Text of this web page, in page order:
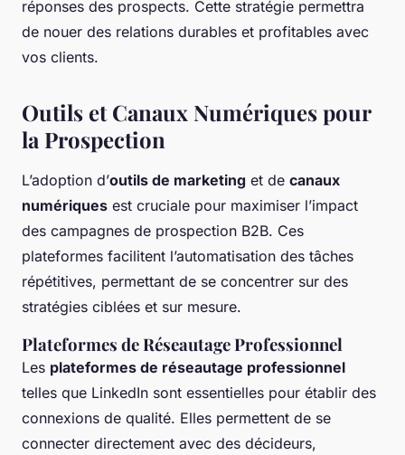
réponses des prospects. Cette stratégie permettra
de nouer des relations durables et profitables avec
vos clients.
Outils et Canaux Numériques pour
la Prospection
L’adoption d’outils de marketing et de canaux
numériques est cruciale pour maximiser l’impact
des campagnes de prospection B2B. Ces
plateformes facilitent l’automatisation des tâches
répétitives, permettant de se concentrer sur des
stratégies ciblées et sur mesure.
Plateformes de Réseautage Professionnel
Les plateformes de réseautage professionnel
telles que LinkedIn sont essentielles pour établir des
connexions de qualité. Elles permettent de se
connecter directement avec des décideurs,